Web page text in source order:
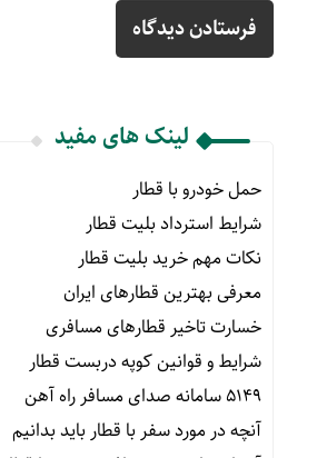
لینک های مفید
حمل خودرو با قطار
شرایط استرداد بلیت قطار
نکات مهم خرید بلیت قطار
معرفی بهترین قطارهای ایران
خسارت تاخیر قطارهای مسافری
شرایط و قوانین کوپه دربست قطار
۵۱۴۹ سامانه صدای مسافر راه آهن
آنچه در مورد سفر با قطار باید بدانیم